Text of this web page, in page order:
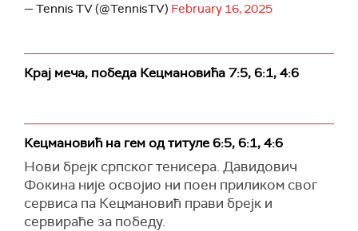
— Tennis TV (@TennisTV) February 16, 2025
Крај меча, победа Кецмановића 7:5, 6:1, 4:6
Кецмановић на гем од титуле 6:5, 6:1, 4:6
Нови брејк српског тенисера. Давидович
Фокина није освојио ни поен приликом свог
сервиса па Кецмановић прави брејк и
сервираће за победу.